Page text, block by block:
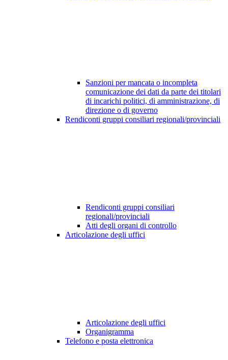
Sanzioni per mancata o incompleta
comunicazione dei dati da parte dei titolari
di incarichi politici, di amministrazione, di
direzione o di governo
Rendiconti gruppi consiliari regionali/provinciali
Rendiconti gruppi consiliari
regionali/provinciali
Atti degli organi di controllo
Articolazione degli uffici
Articolazione degli uffici
Organigramma
Telefono e posta elettronica